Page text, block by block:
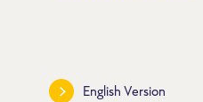
English Version